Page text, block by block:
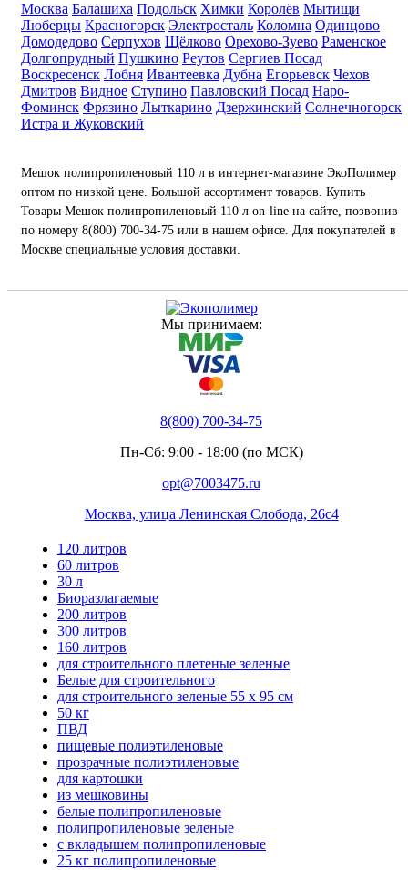
Москва Балашиха Подольск Химки Королёв Мытищи
Люберцы Красногорск Электросталь Коломна Одинцово
Домодедово Серпухов Щёлково Орехово-Зуево Раменское
Долгопрудный Пушкино Реутов Сергиев Посад
Воскресенск Лобня Ивантеевка Дубна Егорьевск Чехов
Дмитров Видное Ступино Павловский Посад Наро-
Фоминск Фрязино Лыткарино Дзержинский Солнечногорск
Истра и Жуковский
Мешок полипропиленовый 110 л в интернет-магазине ЭкоПолимер
оптом по низкой цене. Большой ассортимент товаров. Купить
Товары Мешок полипропиленовый 110 л on-line на сайте, позвонив
по номеру 8(800) 700-34-75 или в нашем офисе. Для покупателей в
Москве специальные условия доставки.
Мы принимаем:
8(800) 700-34-75
Пн-Сб: 9:00 - 18:00 (по МСК)
opt@7003475.ru
Москва, улица Ленинская Слобода, 26с4
120 литров
60 литров
30 л
Биоразлагаемые
200 литров
300 литров
160 литров
для строительного плетеные зеленые
Белые для строительного
для строительного зеленые 55 х 95 см
50 кг
ПВД
пищевые полиэтиленовые
прозрачные полиэтиленовые
для картошки
из мешковины
белые полипропиленовые
полипропиленовые зеленые
с вкладышем полипропиленовые
25 кг полипропиленовые